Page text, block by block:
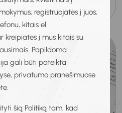
registruojatės į juos,
kitais el.
kreipiatės į mus kitais su
Papildoma
gali būti pateikta
privatumo pranešimuose
šią Politiką tam, kad
realioje darbo vietoje.